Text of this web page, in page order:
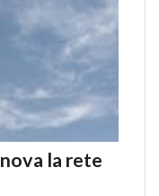
la rete